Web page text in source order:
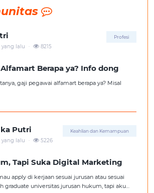
Profesi
lalu . 8215
Berapa ya? Info dong
gaji pegawai alfamart berapa ya? Misal
Putri Keahlian dan Kemampuan
lalu . 5226
Tapi Suka Digital Marketing
apply di kerjaan sesuai jurusan atau sesuai
graduate universitas jurusan hukum, tapi aku